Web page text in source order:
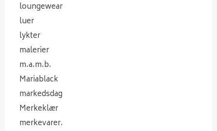
loungewear
luer
lykter
malerier
m.a.m.b.
Mariablack
markedsdag
Merkeklær
merkevarer.